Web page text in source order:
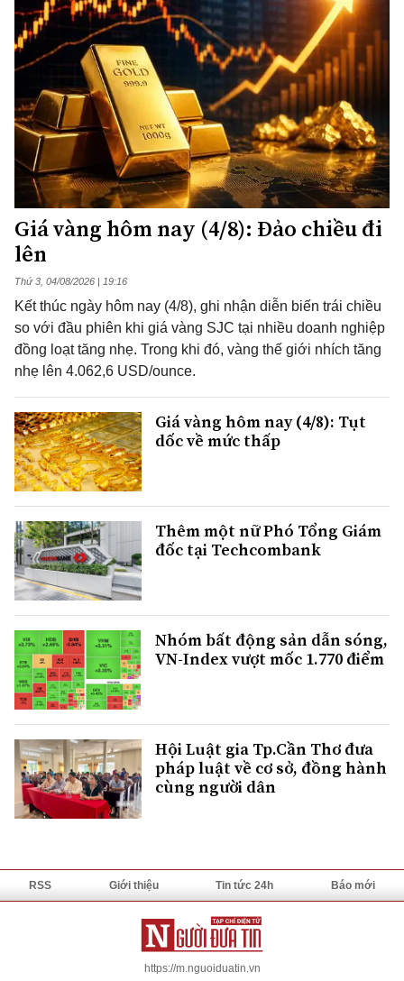
Giá vàng hôm nay (4/8): Đảo chiều đi
lên
Thứ 3, 04/08/2026 | 19:16
Kết thúc ngày hôm nay (4/8), ghi nhận diễn biến trái chiều
so với đầu phiên khi giá vàng SJC tại nhiều doanh nghiệp
đồng loạt tăng nhẹ. Trong khi đó, vàng thế giới nhích tăng
nhẹ lên 4.062,6 USD/ounce.
Giá vàng hôm nay (4/8): Tụt
dốc về mức thấp
Thêm một nữ Phó Tổng Giám
đốc tại Techcombank
Nhóm bất động sản dẫn sóng,
VN-Index vượt mốc 1.770 điểm
Hội Luật gia Tp.Cần Thơ đưa
pháp luật về cơ sở, đồng hành
cùng người dân
RSS Giới thiệu Tin tức 24h Báo mới
https://m.nguoiduatin.vn